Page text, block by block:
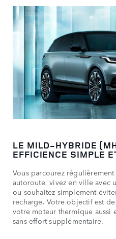
LE MILD-HYBRIDE
EFFICIENCE SIMPLE
Vous parcourez
autoroute, vivez en ville avec
ou souhaitez simplement
recharge. Votre objectif est
votre moteur thermique aussi
sans effort supplémentaire.